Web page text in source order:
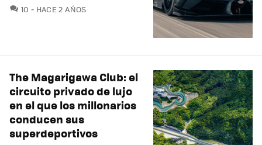
10 COMENTARIOS
HACE 2 AÑOS
The Magarigawa Club: el
circuito privado de lujo
en el que los millonarios
conducen sus
superdeportivos